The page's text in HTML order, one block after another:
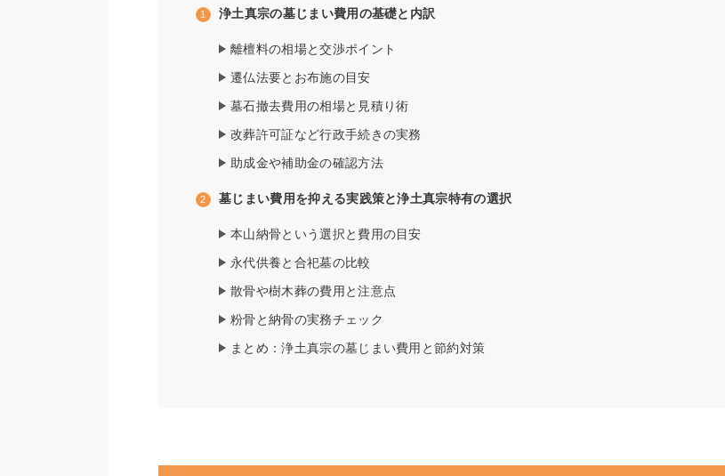
浄土真宗の墓じまい費用の基礎と内訳
離檀料の相場と交渉ポイント
遷仏法要とお布施の目安
墓石撤去費用の相場と見積り術
改葬許可証など行政手続きの実務
助成金や補助金の確認方法
墓じまい費用を抑える実践策と浄土真宗特有の選択
本山納骨という選択と費用の目安
永代供養と合祀墓の比較
散骨や樹木葬の費用と注意点
粉骨と納骨の実務チェック
まとめ：浄土真宗の墓じまい費用と節約対策